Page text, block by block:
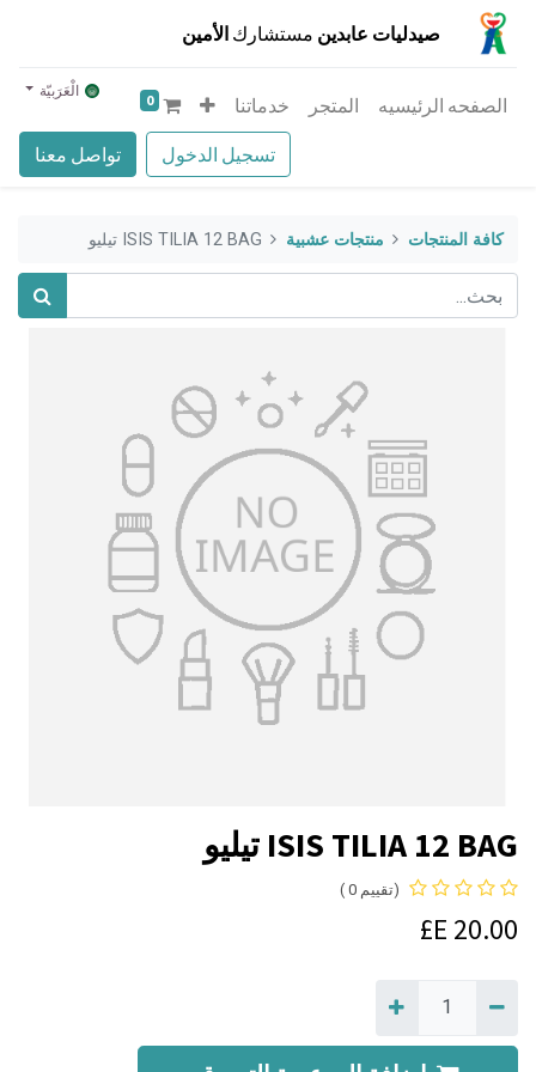
صيدليات عابدين مستشارك الأمين
تسجيل الدخول تواصل معنا
الصفحه الرئيسيه المتجر خدماتنا 0 الْعَرَبيّة
كافة المنتجات منتجات عشبية ISIS TILIA 12 BAG تيليو
ISIS TILIA 12 BAG تيليو
(تقييم 0 )
20.00